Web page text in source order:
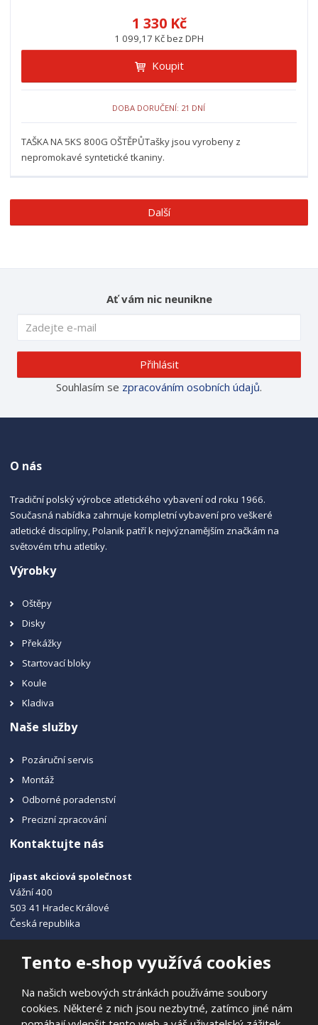
Tento e-shop využívá cookies
Na našich webových stránkách používáme soubory
cookies. Některé z nich jsou nezbytné, zatímco jiné nám
1 330 Kč
1 099,17 Kč bez DPH
Koupit
DOBA DORUČENÍ: 21 DNÍ
TAŠKA NA 5KS 800G OŠTĚPŮTašky jsou vyrobeny z
nepromokavé syntetické tkaniny.
Další
Ať vám nic neunikne
Přihlásit
Souhlasím se zpracováním osobních údajů.
O nás
Tradiční polský výrobce atletického vybavení od roku 1966.
Současná nabídka zahrnuje kompletní vybavení pro veškeré
atletické disciplíny, Polanik patří k nejvýznamějším značkám na
světovém trhu atletiky.
Výrobky
Oštěpy
Disky
Překážky
Startovací bloky
Koule
Kladiva
Naše služby
Pozáruční servis
Montáž
Odborné poradenství
Precizní zpracování
Kontaktujte nás
Jipast akciová společnost
Vážní 400
503 41 Hradec Králové
Česká republika
info@jipast.cz